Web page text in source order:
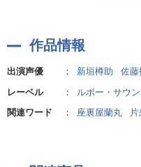
泣けちゃうほどの濃密な演技と
しまう最高の作品です！！
オトナのBLCDを楽しみたい方
に何度もジュードを抱いている。
作品情報
出演声優 ： 新垣樽助
佐藤
レーベル
：
ルボー・サウ
関連ワード
： 座裏屋蘭丸